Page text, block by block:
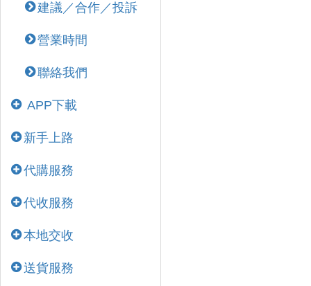
建議／合作／投訴
營業時間
聯絡我們
APP下載
新手上路
代購服務
代收服務
本地交收
送貨服務